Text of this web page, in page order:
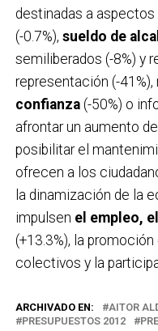
destinadas a
(-0.7%), sueldo de
semiliberados (-8%) y
representación (-
confianza(-50%) o
afrontar un aumento
posibilitar el
ofrecen a los
la dinamización de la
impulsen el empleo,
(+13.3%), la
colectivos y la
ARCHIVADO EN:
AITOR
PRESUPUESTOS 2012